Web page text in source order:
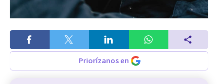
Priorízanos en